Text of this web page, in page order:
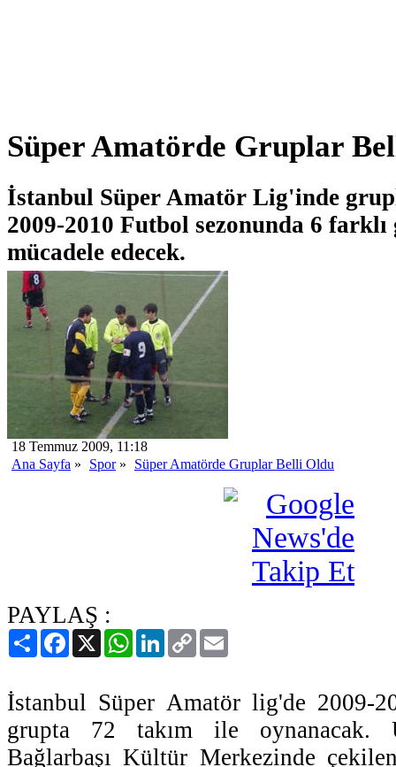
Süper Amatörde Gruplar
İstanbul Süper Amatör Lig'inde
2009-2010 Futbol sezonunda 6
mücadele edecek.
18 Temmuz 2009, 11:18
Ana Sayfa » Spor» Süper Amatörde Gruplar Belli Oldu
PAYLAŞ :
PaylaşFacebook
X WhatsAppLinkedIn
Copy
Link
İstanbul Süper Amatör lig'de 2009-
grupta 72 takım ile oynanacak.
Bağlarbaşı Kültür Merkezinde